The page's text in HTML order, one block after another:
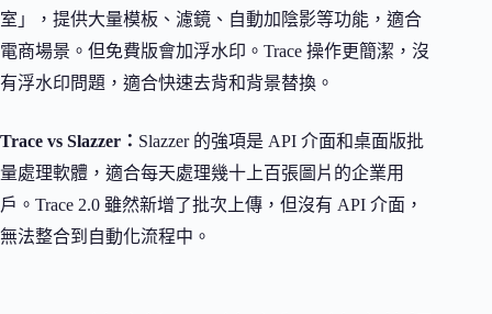
室」，提供大量模板、濾鏡、自動加陰影等功能，適合
電商場景。但免費版會加浮水印。Trace 操作更簡潔，沒
有浮水印問題，適合快速去背和背景替換。
Trace vs Slazzer： Slazzer 的強項是 API 介面和桌面版批
量處理軟體，適合每天處理幾十上百張圖片的企業用
戶。Trace 2.0 雖然新增了批次上傳，但沒有 API 介面，
無法整合到自動化流程中。